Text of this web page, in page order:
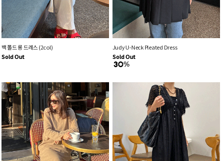
백 폴드 롱 드레스 (2col)
Sold Out
Judy U-Neck Pleated Dress
Sold Out